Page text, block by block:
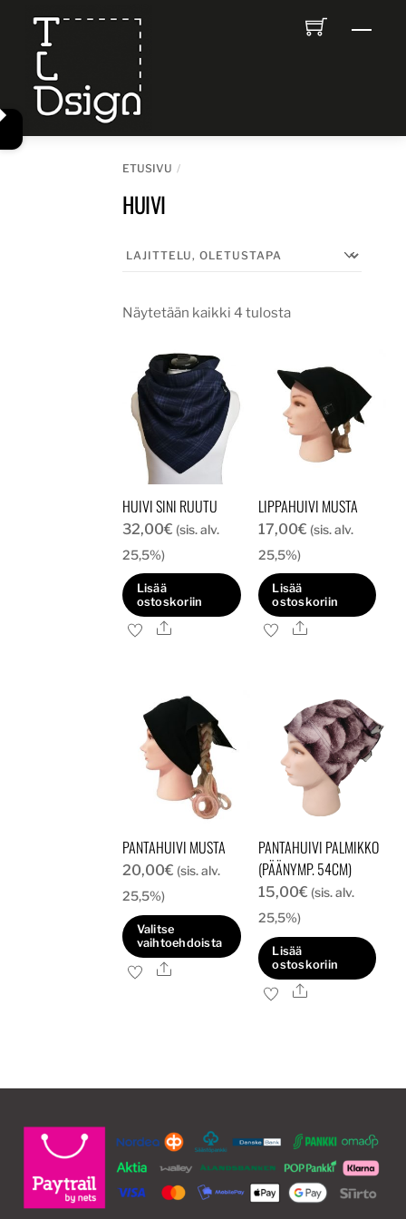
content
ETUSIVU
HUIVI
Näytetään kaikki 4 tulosta
HUIVI SINI RUUTU
32,00€ (sis. alv.
25,5%)
Lisää
ostoskoriin
Ale
LIPPAHUIVI MUSTA
17,00€ (sis. alv.
25,5%)
Lisää
ostoskoriin
Ale
PANTAHUIVI MUSTA
20,00€ (sis. alv.
25,5%)
Valitse
vaihtoehdoista
Tällä
Voit
valinnat
tuotteen
sivulla.
Ale
PANTAHUIVI PALMIKKO
(PÄÄNYMP. 54CM)
15,00€ (sis. alv.
25,5%)
Lisää
ostoskoriin
Ale